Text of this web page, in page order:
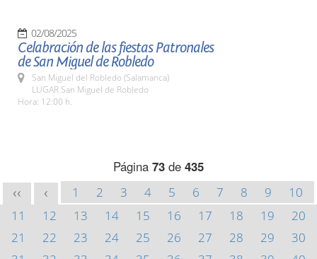
02/08/2025
Celabración de las fiestas Patronales
de San Miguel de Robledo
San Miguel del Robledo (Salamanca)
LUGAR San Miguel de Robledo
Hora: 12:00 h.
Página 73 de 435
<< < 1 2 3 4 5 6 7 8 9
10
11
12 13 14 15 16 17 18 19
20
21
22 23 24 25 26 27 28 29
30